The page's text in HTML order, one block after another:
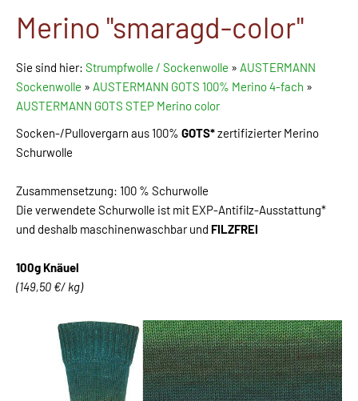
Merino "smaragd-color"
Sie sind hier: Strumpfwolle / Sockenwolle » AUSTERMANN
Sockenwolle » AUSTERMANN GOTS 100% Merino 4-fach »
AUSTERMANN GOTS STEP Merino color
Socken-/Pullovergarn aus 100% GOTS*zertifizierter Merino
Schurwolle
Zusammensetzung: 100 % Schurwolle
Die verwendete Schurwolle ist mit EXP-Antifilz-Ausstattung*
und deshalb maschinenwaschbar und FILZFREI
100g Knäuel
(149,50 €/ kg)